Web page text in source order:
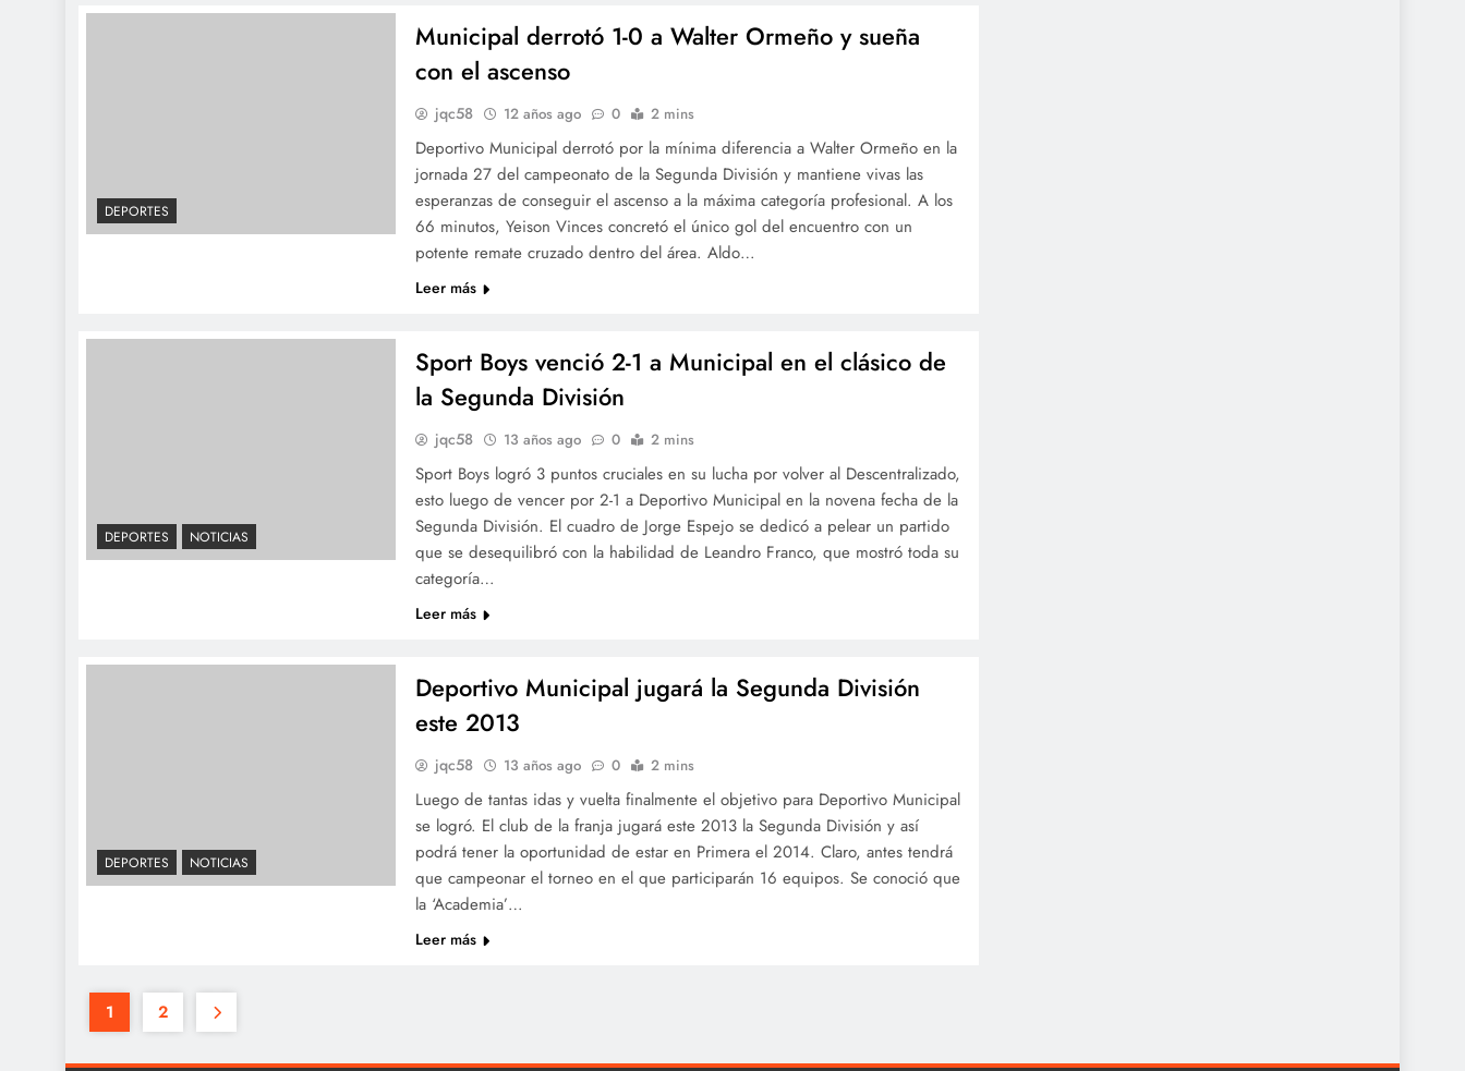
DEPORTES
Municipal derrotó 1-0 a Walter Ormeño y sueña
con el ascenso
jqc58 12 años ago 0 2 mins
Deportivo Municipal derrotó por la mínima diferencia a Walter Ormeño en la
jornada 27 del campeonato de la Segunda División y mantiene vivas las
esperanzas de conseguir el ascenso a la máxima categoría profesional. A los
66 minutos, Yeison Vinces concretó el único gol del encuentro con un
potente remate cruzado dentro del área. Aldo…
Leer más
DEPORTES NOTICIAS
Sport Boys venció 2-1 a Municipal en el clásico de
la Segunda División
jqc58 13 años ago 0 2 mins
Sport Boys logró 3 puntos cruciales en su lucha por volver al Descentralizado,
esto luego de vencer por 2-1 a Deportivo Municipal en la novena fecha de la
Segunda División. El cuadro de Jorge Espejo se dedicó a pelear un partido
que se desequilibró con la habilidad de Leandro Franco, que mostró toda su
categoría…
Leer más
DEPORTES NOTICIAS
Deportivo Municipal jugará la Segunda División
este 2013
jqc58 13 años ago 0 2 mins
Luego de tantas idas y vuelta finalmente el objetivo para Deportivo Municipal
se logró. El club de la franja jugará este 2013 la Segunda División y así
podrá tener la oportunidad de estar en Primera el 2014. Claro, antes tendrá
que campeonar el torneo en el que participarán 16 equipos. Se conoció que
la ‘Academia’…
Leer más
1 2